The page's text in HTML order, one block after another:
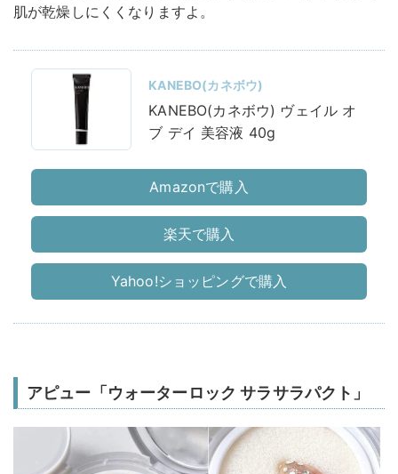
肌が乾燥しにくくなりますよ。
KANEBO(カネボウ)
KANEBO(カネボウ) ヴェイル オ
ブ デイ 美容液 40g
Amazonで購入
楽天で購入
Yahoo!ショッピングで購入
アピュー「ウォーターロック サラサラパクト」